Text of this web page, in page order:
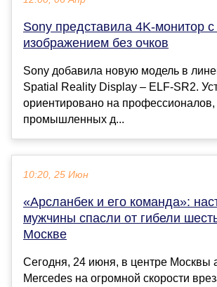
Sony представила 4K-монитор
изображением без очков
Sony добавила новую модель в
Spatial Reality Display – ELF-SR2.
ориентировано на
промышленных д...
10:20, 25 Июн
«Арсланбек и его команда»:
мужчины спасли от гибели
Москве
Сегодня, 24 июня, в центре Москвы
Mercedes на огромной скорости